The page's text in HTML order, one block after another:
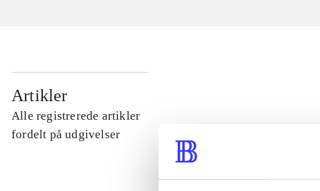
Artikler
Alle registrerede artikler
fordelt på udgivelser
...